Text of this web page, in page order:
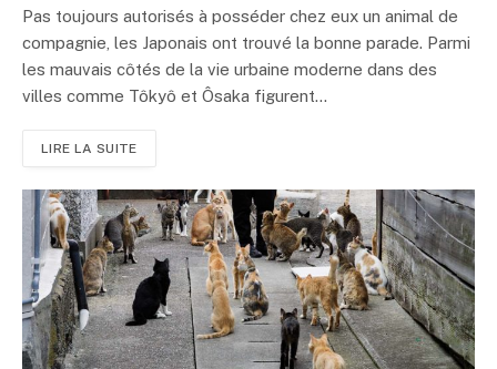
Pas toujours autorisés à posséder chez eux un animal de
compagnie, les Japonais ont trouvé la bonne parade. Parmi
les mauvais côtés de la vie urbaine moderne dans des
villes comme Tôkyô et Ôsaka figurent...
LIRE LA SUITE